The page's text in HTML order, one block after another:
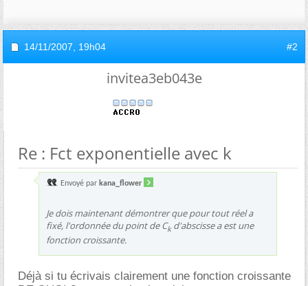
14/11/2007, 19h04 #2
invitea3eb043e
Re : Fct exponentielle avec k
Envoyé par kana_flower
Je dois maintenant démontrer que pour tout réel a
fixé, l'ordonnée du point de Ckd'abscisse a est une
fonction croissante.
Déjà si tu écrivais clairement une fonction croissante